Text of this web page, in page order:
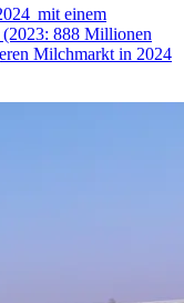
mit einem
888 Millionen
Milchmarkt in 2024